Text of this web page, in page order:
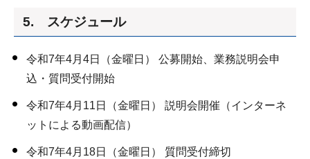
5. スケジュール
令和7年4月4日（金曜日） 公募開始、業務説明会申
込・質問受付開始
令和7年4月11日（金曜日） 説明会開催（インターネ
ットによる動画配信）
令和7年4月18日（金曜日） 質問受付締切